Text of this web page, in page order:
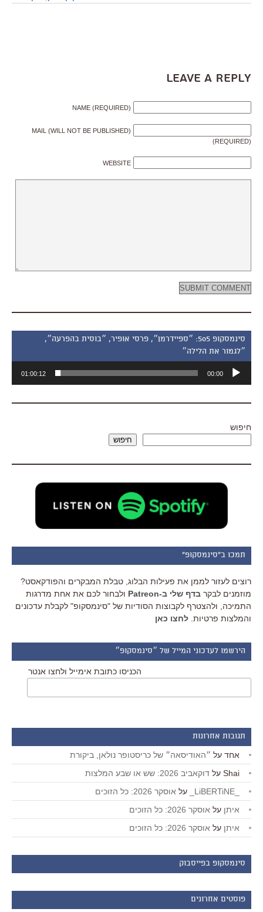
Leave a Reply
NAME (REQUIRED)
MAIL (WILL NOT BE PUBLISHED)
(REQUIRED)
WEBSITE
סינמסקופ 505: ״ספיידרמן״, פרסי אופיר, ״בוסית בהפרעה״,
״לגמור את הלילה״
אודיו
00:00
01:00:12
חיפוש
חיפוש
תמכו ב"סינמסקופ"
רוצים לעזור לממן את פעילות הבלוג, טבלת המבקרים והפודקאסט?
מוזמנים לבקר בדף שלי ב-Patreon
ולבחור לכם את אחת מדרגות
התמיכה, ולהצטרף לקבוצות הסודיות של "סינמסקופ" לקבלת עדכונים
והמלצות פרטיות. לחצו כאן
הירשמו לעדכוני המייל של ״סינמסקופ״
הכניסו כתובת אימייל ולחצו אנטר
תגובות אחרונות
אחד על ״האודיסאה״ של כריסטופר נולאן, ביקורת
Shai על דוקאביב 2026: שש או שבע המלצות
על אוסקר 2026: כל הזוכים
איתן על אוסקר 2026: כל הזוכים
איתן על אוסקר 2026: כל הזוכים
סינמסקופ בפייסבוק
פוסטים אחרונים